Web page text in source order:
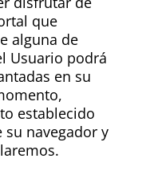
que
alguna de
Usuario podrá
en su
establecido
su navegador y